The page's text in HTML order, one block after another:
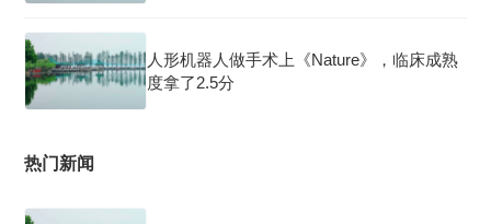
人形机器人做手术上《Nature》，临床成熟
度拿了2.5分
热门新闻